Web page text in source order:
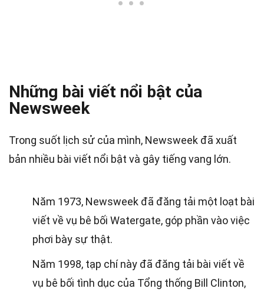
Những bài viết nổi bật của
Newsweek
Trong suốt lịch sử của mình, Newsweek đã xuất
bản nhiều bài viết nổi bật và gây tiếng vang lớn.
Năm 1973, Newsweek đã đăng tải một loạt bài
viết về vụ bê bối Watergate, góp phần vào việc
phơi bày sự thật.
Năm 1998, tạp chí này đã đăng tải bài viết về
vụ bê bối tình dục của Tổng thống Bill Clinton,